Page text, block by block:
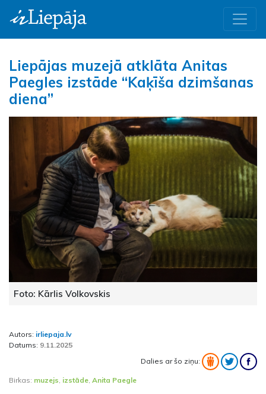
Liepājas muzejā atklāta Anitas
Paegles izstāde “Kaķīša dzimšanas
diena”
Foto: Kārlis Volkovskis
Autors: irliepaja.lv
Datums: 9.11.2025
Dalies ar šo ziņu:
Birkas: muzejs, izstāde, Anita Paegle